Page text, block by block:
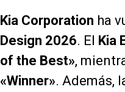
Kia Corporation ha
Design 2026. El Kia
of the Best»,
«Winner». Además,